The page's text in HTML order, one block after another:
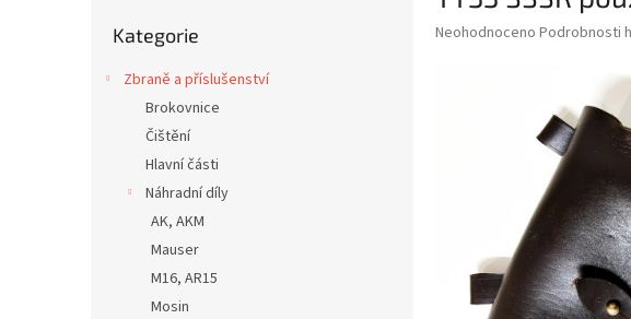
kategorie
Kategorie
Zbraně a příslušenství
Brokovnice
Čištění
Hlavní části
Náhradní díly
AK, AKM
Mauser
M16, AR15
Mosin
Průměrné
Neohodnoceno Podrobnosti